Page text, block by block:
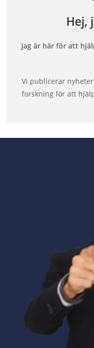
Hej,
Jag är här för att
Vi publicerar
forskning för att